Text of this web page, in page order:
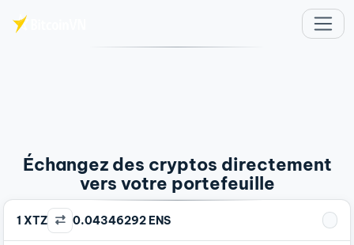
Échangez des cryptos directement
vers votre portefeuille
1 XTZ 0.04346292 ENS